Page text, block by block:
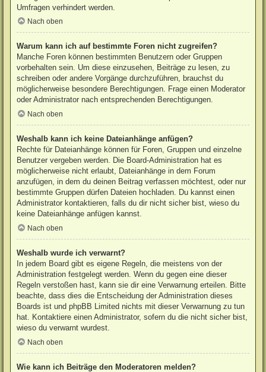
Umfragen verhindert werden.
Nach oben
Warum kann ich auf bestimmte Foren nicht zugreifen?
Manche Foren können bestimmten Benutzern oder Gruppen
vorbehalten sein. Um diese einzusehen, Beiträge zu lesen, zu
schreiben oder andere Vorgänge durchzuführen, brauchst du
möglicherweise besondere Berechtigungen. Frage einen Moderator
oder Administrator nach entsprechenden Berechtigungen.
Nach oben
Weshalb kann ich keine Dateianhänge anfügen?
Rechte für Dateianhänge können für Foren, Gruppen und einzelne
Benutzer vergeben werden. Die Board-Administration hat es
möglicherweise nicht erlaubt, Dateianhänge in dem Forum
anzufügen, in dem du deinen Beitrag verfassen möchtest, oder nur
bestimmte Gruppen dürfen Dateien hochladen. Du kannst einen
Administrator kontaktieren, falls du dir nicht sicher bist, wieso du
keine Dateianhänge anfügen kannst.
Nach oben
Weshalb wurde ich verwarnt?
In jedem Board gibt es eigene Regeln, die meistens von der
Administration festgelegt werden. Wenn du gegen eine dieser
Regeln verstoßen hast, kann sie dir eine Verwarnung erteilen. Bitte
beachte, dass dies die Entscheidung der Administration dieses
Boards ist und phpBB Limited nichts mit dieser Verwarnung zu tun
hat. Kontaktiere einen Administrator, sofern du die nicht sicher bist,
wieso du verwarnt wurdest.
Nach oben
Wie kann ich Beiträge den Moderatoren melden?